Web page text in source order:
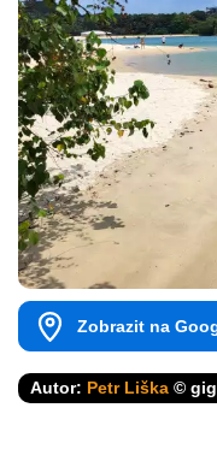
Zobrazit na
Autor: Petr Liška ©